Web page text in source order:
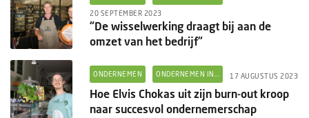
Ondernemen
Nieuwe lunchrooms
Columns
Groots ondernemen
20 SEPTEMBER 2023
“De wisselwerking draagt bij aan de
omzet van het bedrijf”
ONDERNEMEN ONDERNEMEN IN... 17 AUGUSTUS 2023
Hoe Elvis Chokas uit zijn burn-out kroop
naar succesvol ondernemerschap